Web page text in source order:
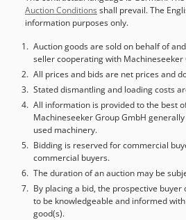
situado en la parte superior, una
fresadora combinada. Grosor
Grosor mínimo/máximo de la pieza:
mínima de la pieza: aprox. 160 mm
aprox. 10 m/min. Tiempo de
Consumo máximo de energía:
eléctrica: 400 V – 3 fases – 50 Hz
máquina: aprox. 3350 x 1300 x
alto) Dcjdpjglfw Nsfx Ahzok Altura
aprox. 900 mm Peso: aprox. 620 kg
de polvo: Ø 1 x 140 mm Adhesivo
grandes superficies
Auction Conditions shall prevail. The
information purposes only.
Auction goods are sold on behalf of
seller cooperating with Machineseeker
All prices and bids are net prices and
Stated dismantling and loading costs
All information is provided to the best
Machineseeker Group GmbH
used machinery.
Bidding is reserved for commercial
commercial buyers.
The duration of an auction may be
By placing a bid, the prospective
to be knowledgeable and informed
good(s).